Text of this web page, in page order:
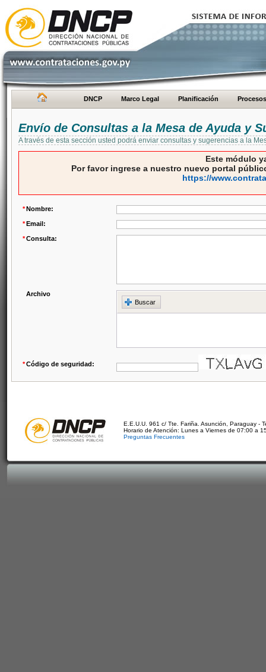
DNCP Marco Legal Planificación Procesos
Envío de Consultas a la Mesa de Ayuda y
A través de esta sección usted podrá enviar consultas y sugerencias a la
Este módulo
Por favor ingrese a nuestro nuevo portal
https://
*Nombre:
*Email:
*Consulta:
Archivo
Buscar
*Código de seguridad:
E.E.U.U. 961 c/ Tte. Fariña. Asunción, Paraguay -
Horario de Atención: Lunes a Viernes de 07:00 a
Preguntas Frecuentes